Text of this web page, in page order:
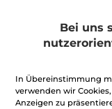
Bei uns
In Übereinstimmung
verwenden wir
Anzeigen zu